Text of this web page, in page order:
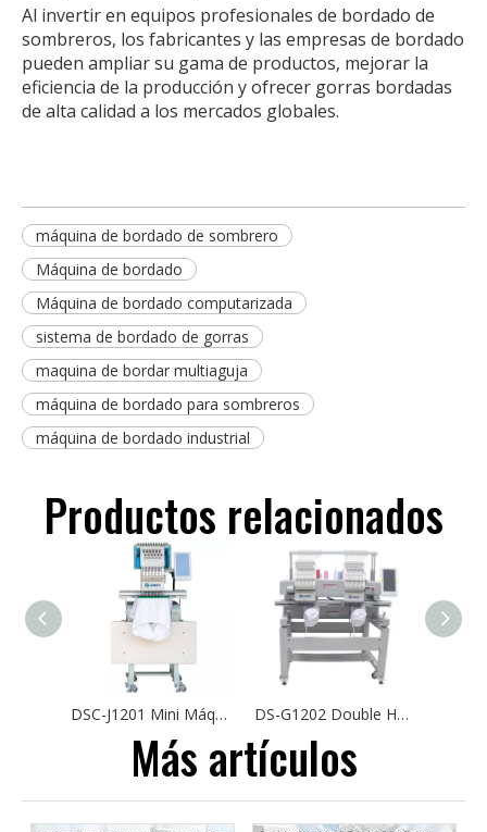
Al invertir en equipos profesionales de bordado de
sombreros, los fabricantes y las empresas de bordado
pueden ampliar su gama de productos, mejorar la
eficiencia de la producción y ofrecer gorras bordadas
de alta calidad a los mercados globales.
máquina de bordado de sombrero
Máquina de bordado
Máquina de bordado computarizada
sistema de bordado de gorras
maquina de bordar multiaguja
máquina de bordado para sombreros
máquina de bordado industrial
Productos relacionados
DSC-J1201 Mini Máquina de bordado de una sola cabeza 30*40 cm Patina DS-G1202 Double Head Cap Bordery Machine Price Bajo Camisetas Flat Logotipo Bordado
Más artículos